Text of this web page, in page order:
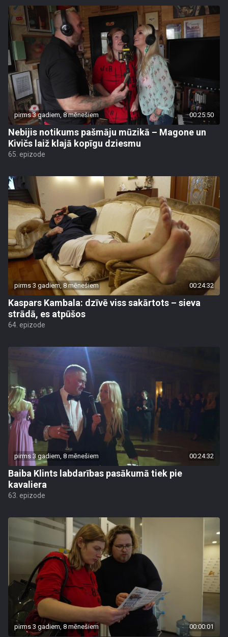
pirms 3 gadiem, 8 mēnešiem 00:25:50
Nebijis notikums pašmāju mūzikā – Magone un
Kivičs laiž klajā kopīgu dziesmu
65. epizode
pirms 3 gadiem, 8 mēnešiem 00:24:32
Kaspars Kambala: dzīvē viss sakārtots – sieva
strādā, es atpūšos
64. epizode
pirms 3 gadiem, 8 mēnešiem 00:24:32
Baiba Klints labdarības pasākumā tiek pie
kavaliera
63. epizode
pirms 3 gadiem, 8 mēnešiem 00:00:01